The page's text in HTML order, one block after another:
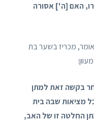
האם[ה'] אסורה
מכריז בשער בת
בקשה זאת למתן
מציאות שבה בית
החלטה זו של האב,